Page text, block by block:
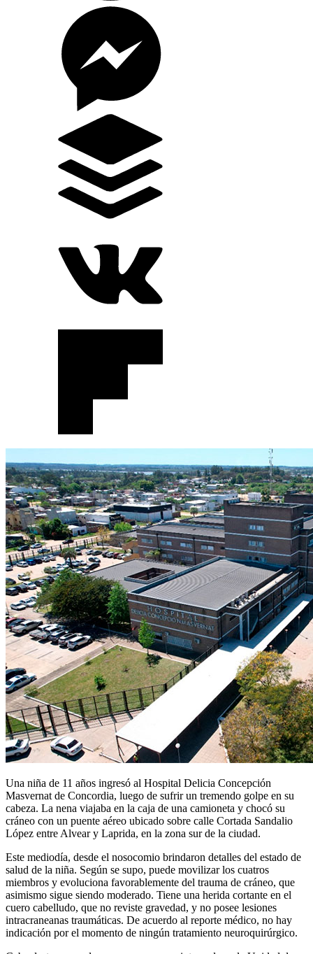
Una niña de 11 años ingresó al Hospital Delicia Concepción
Masvernat de Concordia, luego de sufrir un tremendo golpe en su
cabeza. La nena viajaba en la caja de una camioneta y chocó su
cráneo con un puente aéreo ubicado sobre calle Cortada Sandalio
López entre Alvear y Laprida, en la zona sur de la ciudad.
Este mediodía, desde el nosocomio brindaron detalles del estado de
salud de la niña. Según se supo, puede movilizar los cuatros
miembros y evoluciona favorablemente del trauma de cráneo, que
asimismo sigue siendo moderado. Tiene una herida cortante en el
cuero cabelludo, que no reviste gravedad, y no posee lesiones
intracraneanas traumáticas. De acuerdo al reporte médico, no hay
indicación por el momento de ningún tratamiento neuroquirúrgico.